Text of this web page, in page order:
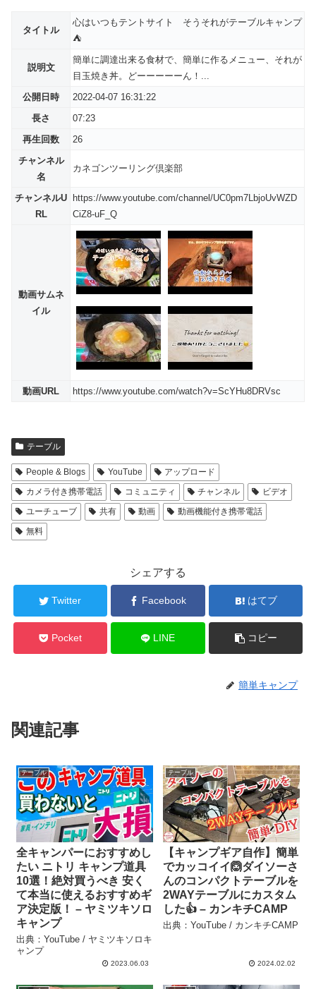
タイトル
心はいつもテントサイト そうそれがテーブルキャンプ
⛺️
説明文
簡単に調達出来る食材で、簡単に作るメニュー、それが
目玉焼き丼。どーーーーーん！...
公開日時
2022-04-07 16:31:22
長さ
07:23
再生回数
26
チャンネル
名
カネゴンツーリング倶楽部
チャンネルU
RL
https://www.youtube.com/channel/UC0pm7LbjoUvWZD
CiZ8-uF_Q
動画サムネ
イル
動画URL https://www.youtube.com/watch?v=ScYHu8DRVsc
テーブル
People & Blogs YouTube
アップロード
カメラ付き携帯電話
コミュニティ チャンネル
ビデオ
ユーチューブ
共有 動画
動画機能付き携帯電話
無料
シェアする
Twitter Facebook はてブ
Pocket LINE コピー
簡単キャンプ
関連記事
テーブル
全キャンパーにおすすめし
たい ニトリ キャンプ道具
10選！絶対買うべき 安く
て本当に使えるおすすめギ
ア決定版！ – ヤミツキソロ
キャンプ
出典：YouTube / ヤミツキソロキ
ャンプ
2023.06.03
テーブル
【キャンプギア自作】簡単
でカッコイイ🙆ダイソーさ
んのコンパクトテーブルを
2WAYテーブルにカスタム
した👍 – カンキチCAMP
出典：YouTube / カンキチCAMP
2024.02.02